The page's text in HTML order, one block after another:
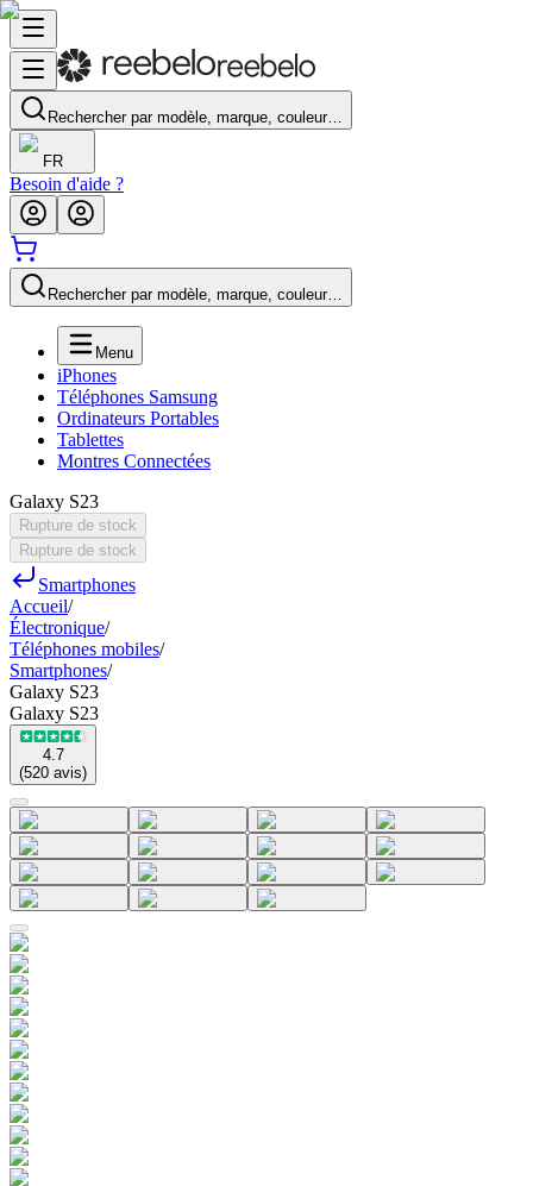
Rechercher par modèle, marque, couleur…
FR
Besoin d'aide ?
Rechercher par modèle, marque, couleur…
Menu
iPhones
Téléphones Samsung
Ordinateurs Portables
Tablettes
Montres Connectées
Galaxy S23
Rupture de stock
Rupture de stock
Smartphones
Accueil/
Électronique/
Téléphones mobiles/
Smartphones/
Galaxy S23
Galaxy S23
4.7
(520 avis)